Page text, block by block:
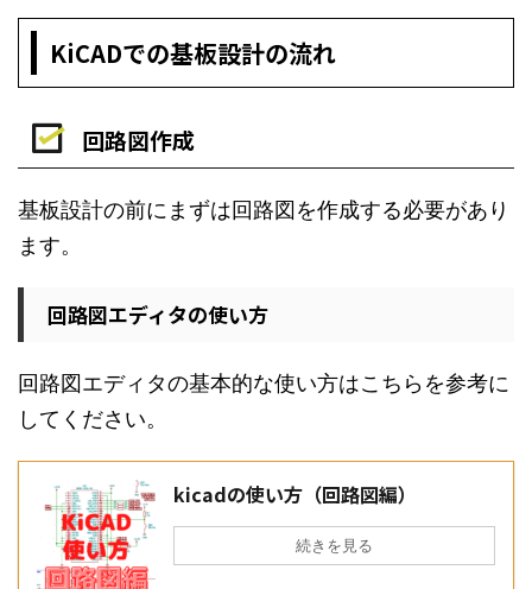
KiCADでの基板設計の流れ
回路図作成
基板設計の前にまずは回路図を作成する必要があり
ます。
回路図エディタの使い方
回路図エディタの基本的な使い方はこちらを参考に
してください。
kicadの使い方（回路図編）
続きを見る